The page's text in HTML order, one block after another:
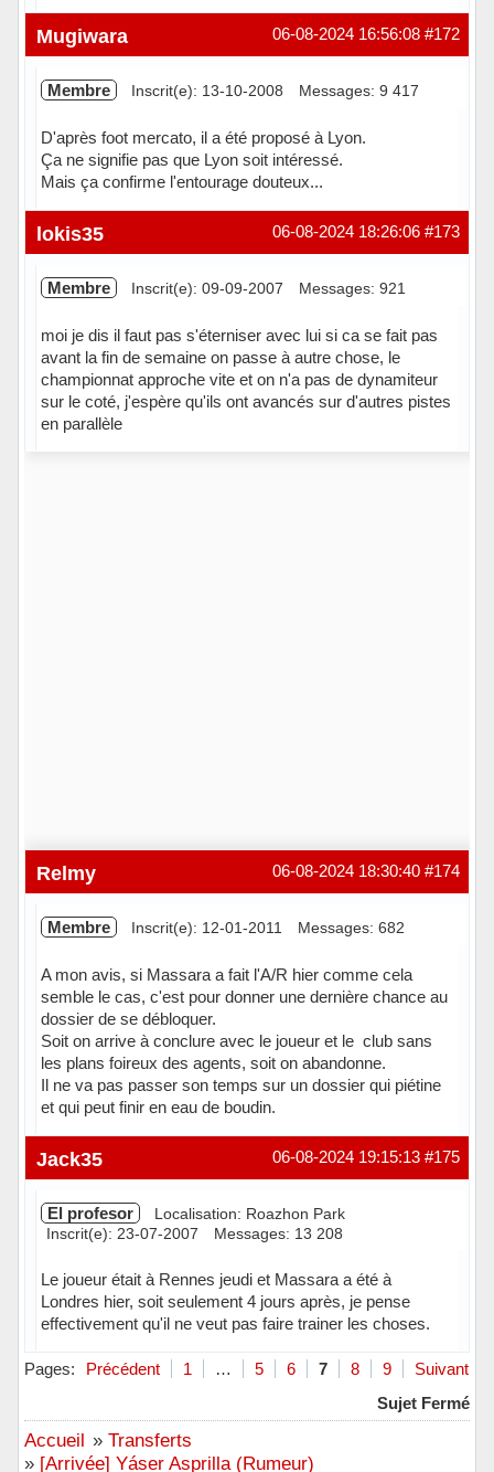
Hors ligne #172
06-08-2024 16:56:08
Mugiwara
Membre Inscrit(e): 13-10-2008 Messages: 9 417
D'après foot mercato, il a été proposé à Lyon.
Ça ne signifie pas que Lyon soit intéressé.
Mais ça confirme l'entourage douteux...
Hors ligne #173
06-08-2024 18:26:06
lokis35
Membre Inscrit(e): 09-09-2007 Messages: 921
moi je dis il faut pas s'éterniser avec lui si ca se fait pas
avant la fin de semaine on passe à autre chose, le
championnat approche vite et on n'a pas de dynamiteur
sur le coté, j'espère qu'ils ont avancés sur d'autres pistes
en parallèle
#174
06-08-2024 18:30:40
Relmy
Membre Inscrit(e): 12-01-2011 Messages: 682
A mon avis, si Massara a fait l'A/R hier comme cela
semble le cas, c'est pour donner une dernière chance au
dossier de se débloquer.
Soit on arrive à conclure avec le joueur et le club sans
les plans foireux des agents, soit on abandonne.
Il ne va pas passer son temps sur un dossier qui piétine
et qui peut finir en eau de boudin.
Hors ligne #175
06-08-2024 19:15:13
Jack35
El profesor
Localisation: Roazhon Park
Inscrit(e): 23-07-2007
Messages: 13 208
Le joueur était à Rennes jeudi et Massara a été à
Londres hier, soit seulement 4 jours après, je pense
effectivement qu'il ne veut pas faire trainer les choses.
Hors ligne
Pages: Précédent 1 … 5 6 7 8 9
Suivant
Sujet Fermé
Accueil » Transferts
» [Arrivée] Yáser Asprilla (Rumeur)